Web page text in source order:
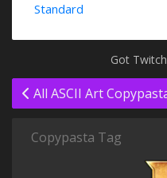
Standard
Got
All ASCII Art
Copypasta Tag